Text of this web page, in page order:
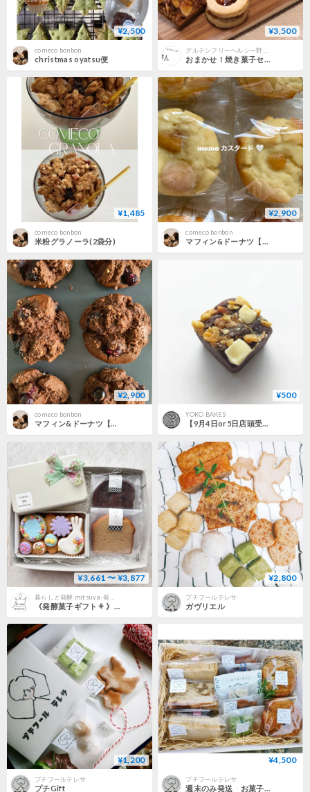
¥2,500
comeco bonbon
christmas oyatsu便
¥3,500
おまかせ！焼き菓子セット
¥1,485
comeco bonbon
米粉グラノーラ(2袋分)
¥2,900
comeco bonbon
マフィン&ドーナツ【Ｂセット～スタンダードマフィン】
¥2,900
comeco bonbon
マフィン&ドーナツ【Ａセット～旬のマフィン】
¥500
YOKO BAKES
【9月4日or5日店頭受け取り品】ブラウニー【個包装】
¥3,661 〜 ¥3,877 ¥2,800
プチフールテレサ
ガヴリエル
¥1,200
プチフールテレサ
プチGift
¥4,500
プチフールテレサ
週末のみ発送 お菓子セット